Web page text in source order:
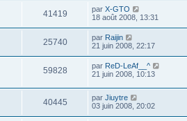
41419 par X-GTO
18 août 2008, 13:31
25740 par Raijin
21 juin 2008, 22:17
59828 par ReD-LeAf__^
21 juin 2008, 10:13
40445 par Jiuytre
03 juin 2008, 20:02